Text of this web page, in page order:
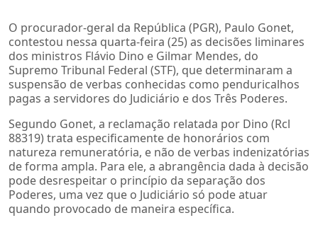
O procurador-geral da República (PGR), Paulo Gonet,
contestou nessa quarta-feira (25) as decisões liminares
dos ministros Flávio Dino e Gilmar Mendes, do
Supremo Tribunal Federal (STF), que determinaram a
suspensão de verbas conhecidas como penduricalhos
pagas a servidores do Judiciário e dos Três Poderes.
Segundo Gonet, a reclamação relatada por Dino (Rcl
88319) trata especificamente de honorários com
natureza remuneratória, e não de verbas indenizatórias
de forma ampla. Para ele, a abrangência dada à decisão
pode desrespeitar o princípio da separação dos
Poderes, uma vez que o Judiciário só pode atuar
quando provocado de maneira específica.